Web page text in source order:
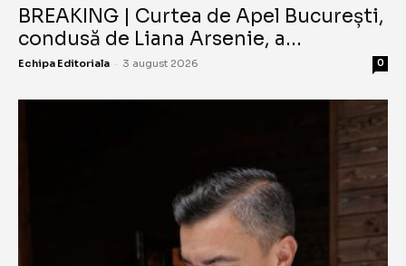
BREAKING | Curtea de Apel București,
condusă de Liana Arsenie, a...
Echipa Editoriala - 3 august 2026 0